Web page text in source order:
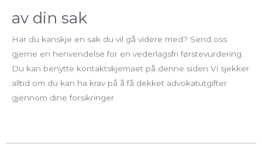
av din sak
Har du kanskje en sak du vil gå videre med? Send oss
gjerne en henvendelse for en vederlagsfri førstevurdering.
Du kan benytte kontaktskjemaet på denne siden Vi sjekker
alltid om du kan ha krav på å få dekket advokatutgifter
gjennom dine forsikringer.